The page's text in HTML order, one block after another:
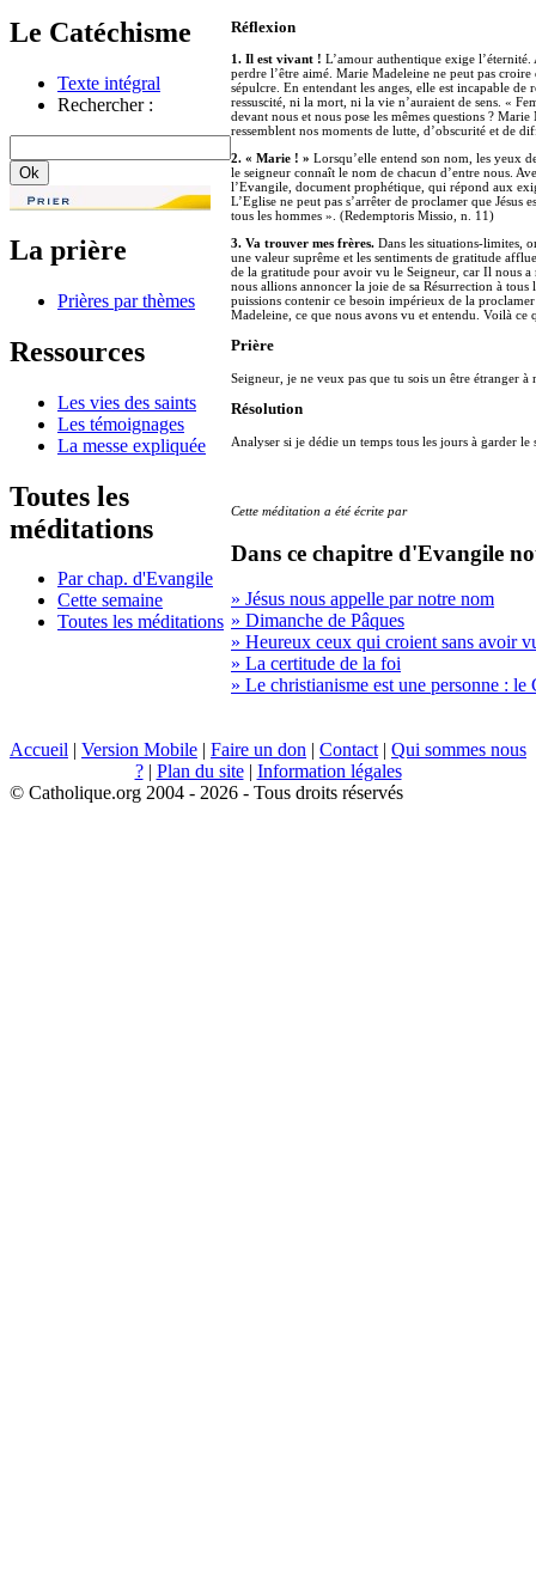
Le Catéchisme
Texte intégral
Rechercher :
La prière
Prières par thèmes
Ressources
Les vies des saints
Les témoignages
La messe expliquée
Toutes les
méditations
Par chap. d'Evangile
Cette semaine
Toutes les méditations
Réflexion
1. Il est vivant ! L’amour authentique exige
perdre l’être aimé. Marie Madeleine ne peut pas
sépulcre. En entendant les anges, elle est incapable
ressuscité, ni la mort, ni la vie n’auraient de sens. «
devant nous et nous pose les mêmes questions ?
ressemblent nos moments de lutte, d’obscurité et de
2. « Marie ! » Lorsqu’elle entend son nom, les yeux
le seigneur connaît le nom de chacun d’entre nous.
l’Evangile, document prophétique, qui répond aux
L’Eglise ne peut pas s’arrêter de proclamer que
tous les hommes ». (Redemptoris Missio, n. 11)
3. Va trouver mes frères. Dans les situations-limites,
une valeur suprême et les sentiments de gratitude
de la gratitude pour avoir vu le Seigneur, car Il nous
nous allions annoncer la joie de sa Résurrection à
puissions contenir ce besoin impérieux de la
Madeleine, ce que nous avons vu et entendu. Voilà ce
Prière
Seigneur, je ne veux pas que tu sois un être étranger
Résolution
Analyser si je dédie un temps tous les jours à garder le
Cette méditation a été écrite par
Dans ce chapitre d'Evangile
» Jésus nous appelle par notre nom
» Dimanche de Pâques
» Heureux ceux qui croient sans avoir
» La certitude de la foi
» Le christianisme est une personne : le
Accueil | Version Mobile | Faire un don | Contact | Qui sommes nous
?| Plan du site| Information légales
© Catholique.org 2004 - 2026 - Tous droits réservés